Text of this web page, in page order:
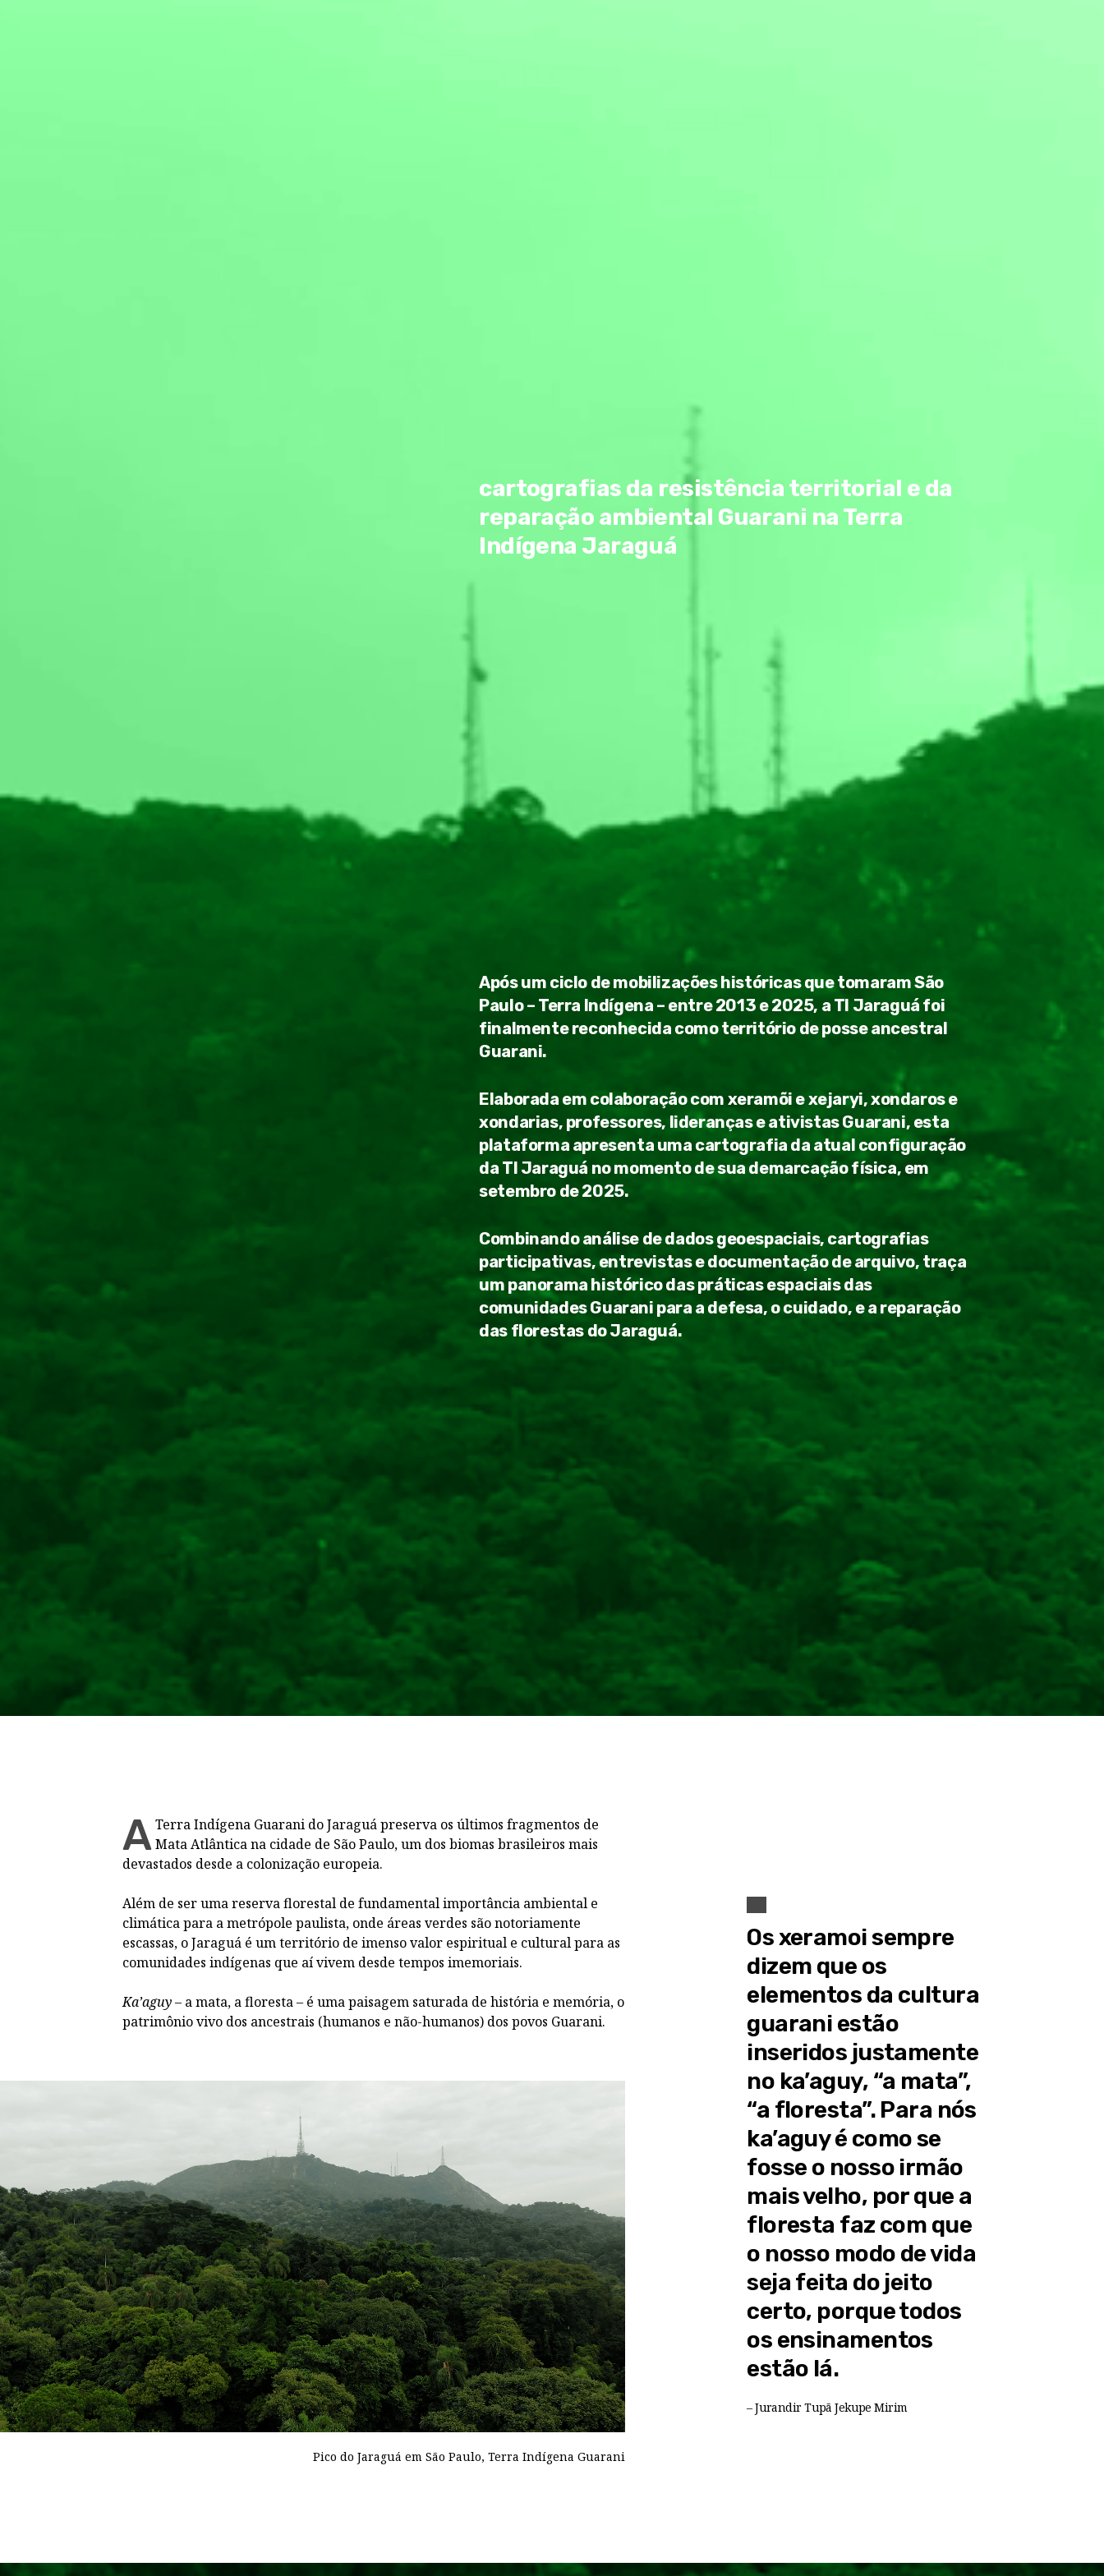
cartografias da resistência territorial e da
reparação ambiental Guarani na Terra
Indígena Jaraguá
Após um ciclo de mobilizações históricas que tomaram São
Paulo – Terra Indígena – entre 2013 e 2025, a TI Jaraguá foi
finalmente reconhecida como território de posse ancestral
Guarani.
Elaborada em colaboração com xeramõi e xejaryi, xondaros e
xondarias, professores, lideranças e ativistas Guarani, esta
plataforma apresenta uma cartografia da atual configuração
da TI Jaraguá no momento de sua demarcação física, em
setembro de 2025.
Combinando análise de dados geoespaciais, cartografias
participativas, entrevistas e documentação de arquivo, traça
um panorama histórico das práticas espaciais das
comunidades Guarani para a defesa, o cuidado, e a reparação
das florestas do Jaraguá.
A Terra Indígena Guarani do Jaraguá preserva os últimos fragmentos de
Mata Atlântica na cidade de São Paulo, um dos biomas brasileiros mais
devastados desde a colonização europeia.
Além de ser uma reserva florestal de fundamental importância ambiental e
climática para a metrópole paulista, onde áreas verdes são notoriamente
escassas, o Jaraguá é um território de imenso valor espiritual e cultural para as
comunidades indígenas que aí vivem desde tempos imemoriais.
Ka’aguy– a mata, a floresta – é uma paisagem saturada de história e memória, o
patrimônio vivo dos ancestrais (humanos e não-humanos) dos povos Guarani.
Pico do Jaraguá em São Paulo, Terra Indígena Guarani
Os xeramoi sempre
dizem que os
elementos da cultura
guarani estão
inseridos justamente
no ka’aguy, “a mata”,
“a floresta”. Para nós
ka’aguy é como se
fosse o nosso irmão
mais velho, por que a
floresta faz com que
o nosso modo de vida
seja feita do jeito
certo, porque todos
os ensinamentos
estão lá.
– Jurandir Tupã Jekupe Mirim